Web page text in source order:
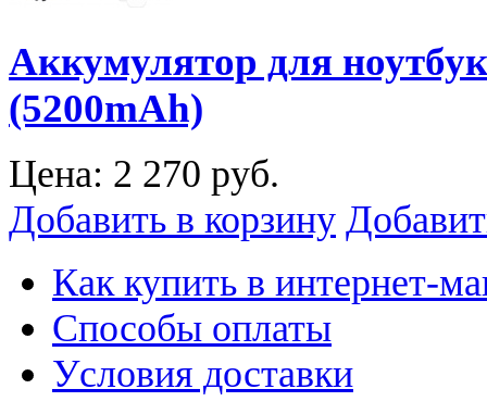
Аккумулятор для
(5200mAh)
Цена: 2 270 руб.
Добавить в корзину
Как купить в интернет-
Способы оплаты
Уcловия доставки